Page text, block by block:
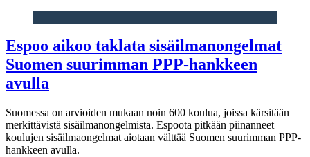
Espoo aikoo taklata sisäilmanongelmat
Suomen suurimman PPP-hankkeen
avulla
Suomessa on arvioiden mukaan noin 600 koulua, joissa kärsitään
merkittävistä sisäilmanongelmista. Espoota pitkään piinanneet
koulujen sisäilmaongelmat aiotaan välttää Suomen suurimman PPP-
hankkeen avulla.